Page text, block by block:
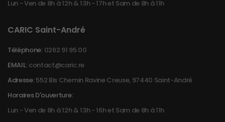
Lun - Ven de 8h à 12h & 13h - 17h et Sam de 8h à 11h
CARIC Saint-André
Téléphone: 0262 91 95 00
EMAIL: contact@caric.re
Adresse:552 Bis Chemin Ravine Creuse, 97440 Saint-André
Horaires D'ouverture:
Lun - Ven de 8h à 12h & 13h - 16h et Sam de 8h à 11h